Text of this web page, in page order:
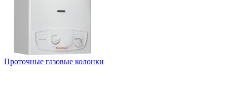
Проточные газовые колонки